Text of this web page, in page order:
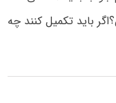
باید تکمیل کنند چه